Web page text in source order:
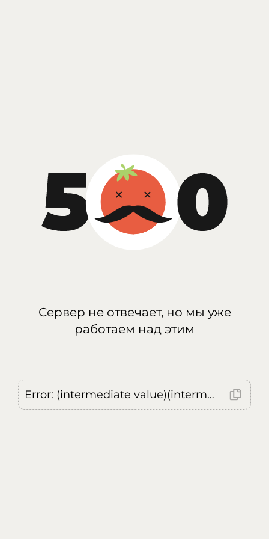
Сервер не отвечает, но мы уже
работаем над этим
Error: (intermediate value)(intermediate value)(intermediate value).replaceAll is not a function